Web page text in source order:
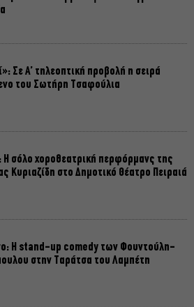
Σε Α’ τηλεοπτική προβολή η σειρά
του Σωτήρη Τσαφούλια
Η σόλο χοροθεατρική περφόρμανς της
Κυριαζίδη στο Δημοτικό Θέατρο Πειραιά
Η stand-up comedy των Φουντούλη-
στην Ταράτσα του Λαμπέτη